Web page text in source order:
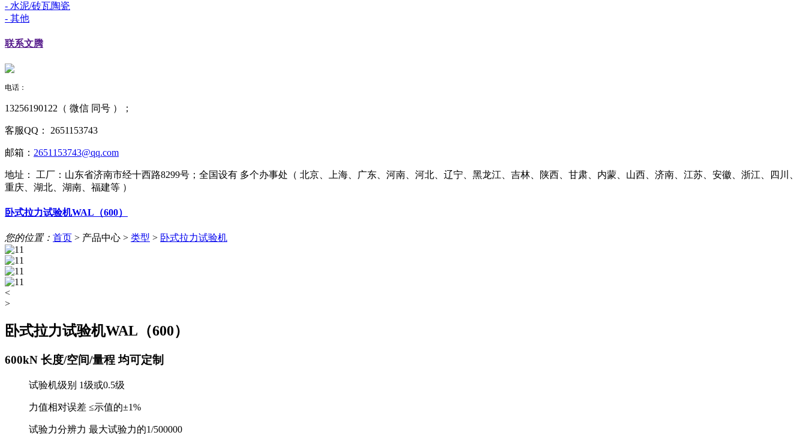
- 水泥/砖瓦陶瓷
- 其他
联系文腾
电话：
13256190122（ 微信 同号 ）；
客服QQ： 2651153743
邮箱： 2651153743@qq.com
地址：
工厂：山东省济南市经十西路8299号；全国设有 多个办事处（ 北京、上海、广东、河南、河北、辽宁、黑龙江、吉林、陕西、甘肃、内蒙、山西、济南、江苏、安徽、浙江、四川、
重庆、湖北、湖南、福建等 ）
卧式拉力试验机WAL（600）
您的位置： 首页 > 产品中心 > 类型 > 卧式拉力试验机
<
>
卧式拉力试验机WAL（600）
600kN 长度/空间/量程 均可定制
试验机级别 1级或0.5级
力值相对误差 ≤示值的±1%
试验力分辨力 最大试验力的1/500000